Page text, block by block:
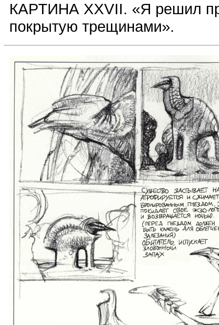
КАРТИНА XXVII. «Я решил
покрытую трещинами».